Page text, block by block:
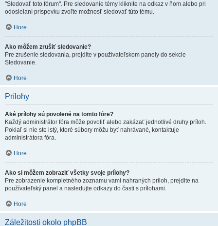
"Sledovať toto fórum". Pre sledovanie témy kliknite na odkaz v ňom alebo pri
odosielaní príspevku zvoľte možnosť sledovať túto tému.
Hore
Ako môžem zrušiť sledovanie?
Pre zrušenie sledovania, prejdite v používateľskom panely do sekcie
Sledovanie.
Hore
Prílohy
Aké prílohy sú povolené na tomto fóre?
Každý administrátor fóra môže povoliť alebo zakázať jednotlivé druhy príloh.
Pokiaľ si nie ste istý, ktoré súbory môžu byť nahrávané, kontaktuje
administrátora fóra.
Hore
Ako si môžem zobraziť všetky svoje prílohy?
Pre zobrazenie kompletného zoznamu vami nahraných príloh, prejdite na
používateľský panel a nasledujte odkazy do časti s prílohami.
Hore
Záležitosti okolo phpBB